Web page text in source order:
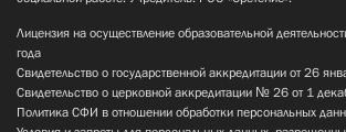
Лицензия на осуществление образовательной
года
Свидетельство о государственной аккредитации от 26
Свидетельство о церковной аккредитации № 26 от 1
Политика СФИ в отношении обработки персональных